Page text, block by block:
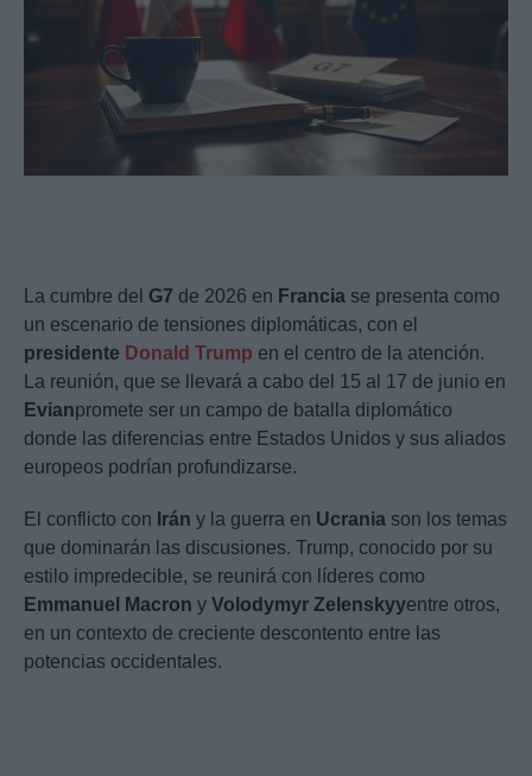
La cumbre del G7 de 2026 en Francia se presenta como
un escenario de tensiones diplomáticas, con el
presidente Donald Trump en el centro de la atención.
La reunión, que se llevará a cabo del 15 al 17 de junio en
Evianpromete ser un campo de batalla diplomático
donde las diferencias entre Estados Unidos y sus aliados
europeos podrían profundizarse.
El conflicto con Irán y la guerra en Ucrania son los temas
que dominarán las discusiones. Trump, conocido por su
estilo impredecible, se reunirá con líderes como
Emmanuel Macron y Volodymyr Zelenskyyentre otros,
en un contexto de creciente descontento entre las
potencias occidentales.